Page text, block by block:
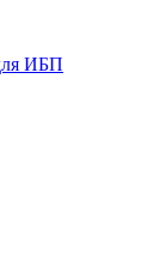
ИБП